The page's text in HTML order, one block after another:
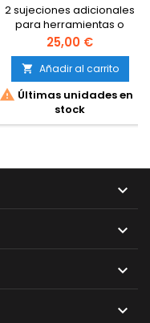
2 sujeciones adicionales
para herramientas o
similaresPortaequipajes
extraíble con hueco para la
caja de
herramientasProtección
anticolisiones
Precio
25,00 €
 Añadir al carrito
 Últimas unidades en
stock



